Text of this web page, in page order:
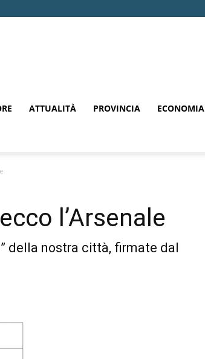
ATTUALITÀ PROVINCIA ECONOMIA
l’Arsenale
della nostra città, firmate dal